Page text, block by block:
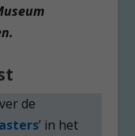
de
’ in het